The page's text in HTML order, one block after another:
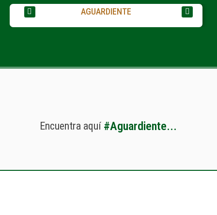
AGUARDIENTE
Encuentra aquí #Aguardiente...